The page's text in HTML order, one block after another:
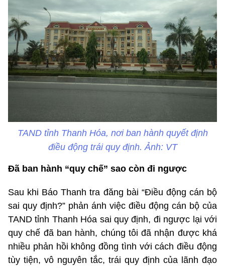
TAND tỉnh Thanh Hóa, nơi ban hành quyết định
điều động trái quy định. Ảnh: VT
Đã ban hành “quy chế” sao còn đi ngược
Sau khi Báo Thanh tra đăng bài “Điều động cán bộ
sai quy định?” phản ánh việc điều động cán bộ của
TAND tỉnh Thanh Hóa sai quy định, đi ngược lại với
quy chế đã ban hành, chúng tôi đã nhận được khá
nhiều phản hồi không đồng tình với cách điều động
tùy tiện, vô nguyên tắc, trái quy định của lãnh đạo